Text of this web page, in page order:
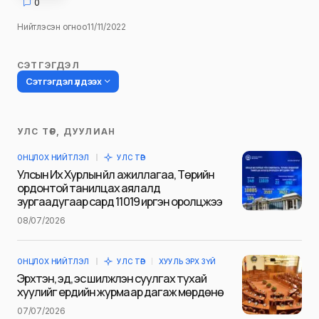
0
Нийтлэсэн огноо11/11/2022
СЭТГЭГДЭЛ
Сэтгэгдэл үлдээх
Таны имэйл хаягийг нийтлэхгүй.
тэмдэглэсэн
Name
УЛС ТӨР, ДУУЛИАН
ОНЦЛОХ НИЙТЛЭЛ УЛС ТӨР
Улсын Их Хурлын үйл ажиллагаа, Төрийн
ордонтой танилцах аялалд
зургаадугаар сард 11019 иргэн оролцжээ
08/07/2026
ОНЦЛОХ НИЙТЛЭЛ УЛС ТӨР ХУУЛЬ ЭРХ ЗҮЙ
Эрхтэн, эд, эс шилжүүлэн суулгах тухай
хуулийг ердийн журмаар дагаж мөрдөнө
07/07/2026